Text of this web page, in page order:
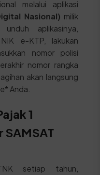
melalui aplikasi
Nasional) milik
aplikasinya,
e-KTP, lakukan
nomor polisi
nomor rangka
akan langsung
Anda.
1
SAMSAT
setiap tahun,